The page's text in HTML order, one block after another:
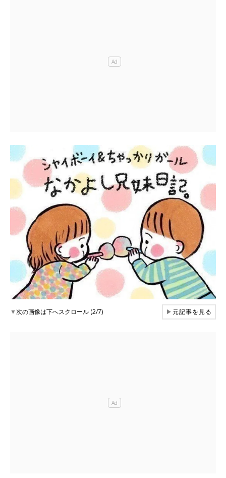
▼次の画像は下へスクロール (2/7) ▶元記事を見る